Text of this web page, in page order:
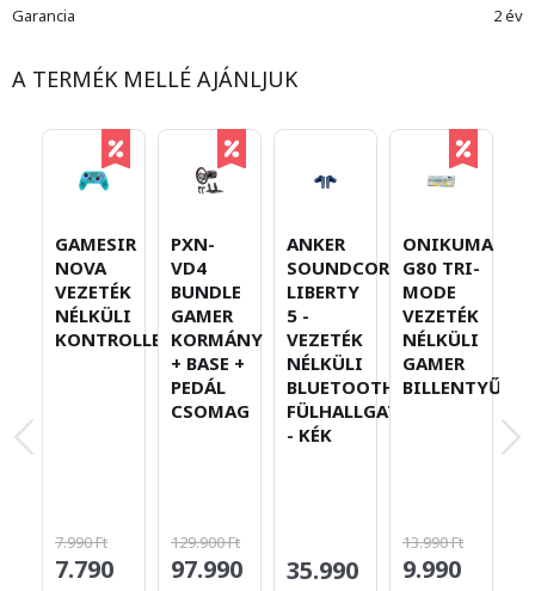
Garancia
2 év
A TERMÉK MELLÉ AJÁNLJUK
GAMESIR
NOVA
VEZETÉK
NÉLKÜLI
KONTROLLER
7.990 Ft
7.790
PXN-
VD4
BUNDLE
GAMER
KORMÁNY
+ BASE +
PEDÁL
CSOMAG
129.900 Ft
97.990
ANKER
SOUNDCORE
LIBERTY
5 -
VEZETÉK
NÉLKÜLI
BLUETOOTH
FÜLHALLGATÓ
- KÉK
35.990
ONIKUMA
G80 TRI-
MODE
VEZETÉK
NÉLKÜLI
GAMER
BILLENTYŰZET
13.990 Ft
9.990